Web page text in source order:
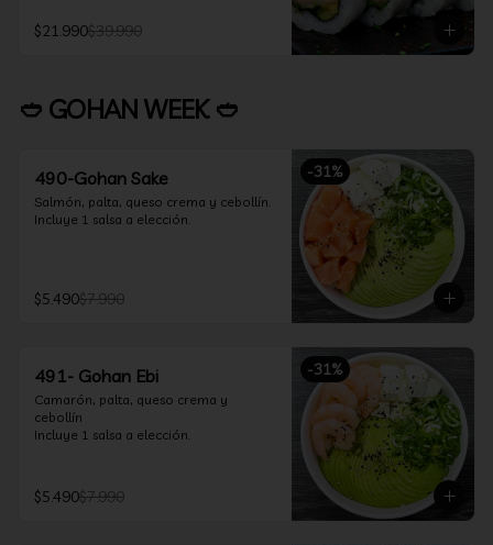
$21.990$39.990
🥙 GOHAN WEEK 🥙
-31%
490-Gohan Sake
Salmón, palta, queso crema y cebollín.
Incluye 1 salsa a elección.
$5.490$7.990
-31%
491- Gohan Ebi
Camarón, palta, queso crema y
cebollín
Incluye 1 salsa a elección.
$5.490$7.990